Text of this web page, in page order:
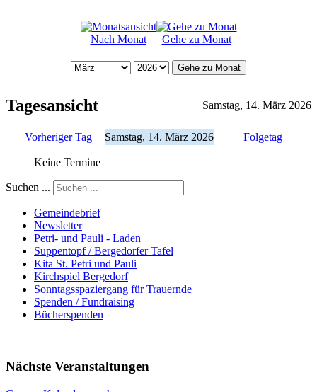
Nach Monat Gehe zu Monat
Gehe zu Monat
Tagesansicht Samstag, 14. März 2026
Vorheriger Tag Samstag, 14. März 2026 Folgetag
Keine Termine
Suchen ...
Gemeindebrief
Newsletter
Petri- und Pauli - Laden
Suppentopf / Bergedorfer Tafel
Kita St. Petri und Pauli
Kirchspiel Bergedorf
Sonntagsspaziergang für Trauernde
Spenden / Fundraising
Bücherspenden
Nächste Veranstaltungen